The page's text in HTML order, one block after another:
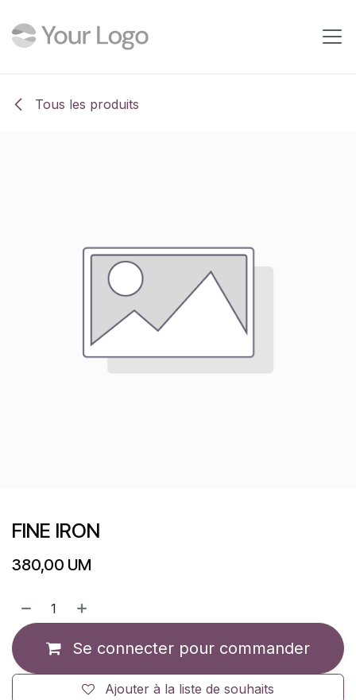
Tous les produits
FINE IRON
380,00 UM
Se connecter pour commander
Ajouter à la liste de souhaits